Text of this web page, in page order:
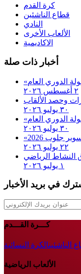
كرة القدم
قطاع الناشئين
النادي
الألعاب الأخرى
الاكاديمية
أخبار ذات صلة
الدوري العام
٢ أغسطس ٢٠٢٦
وحصد الألقاب
٣٠ يوليو ٢٠٢٦
الدوري العام
٣٠ يوليو ٢٠٢٦
٢٢ يوليو ٢٠٢٦
النشاط الرياضي
١ يوليو ٢٠٢٦
في بريد الأخبار
كـــرة القـــدم
الناشئينالكرة النسائية
الألعاب الرياضية